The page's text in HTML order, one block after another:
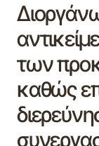
των
καθώς